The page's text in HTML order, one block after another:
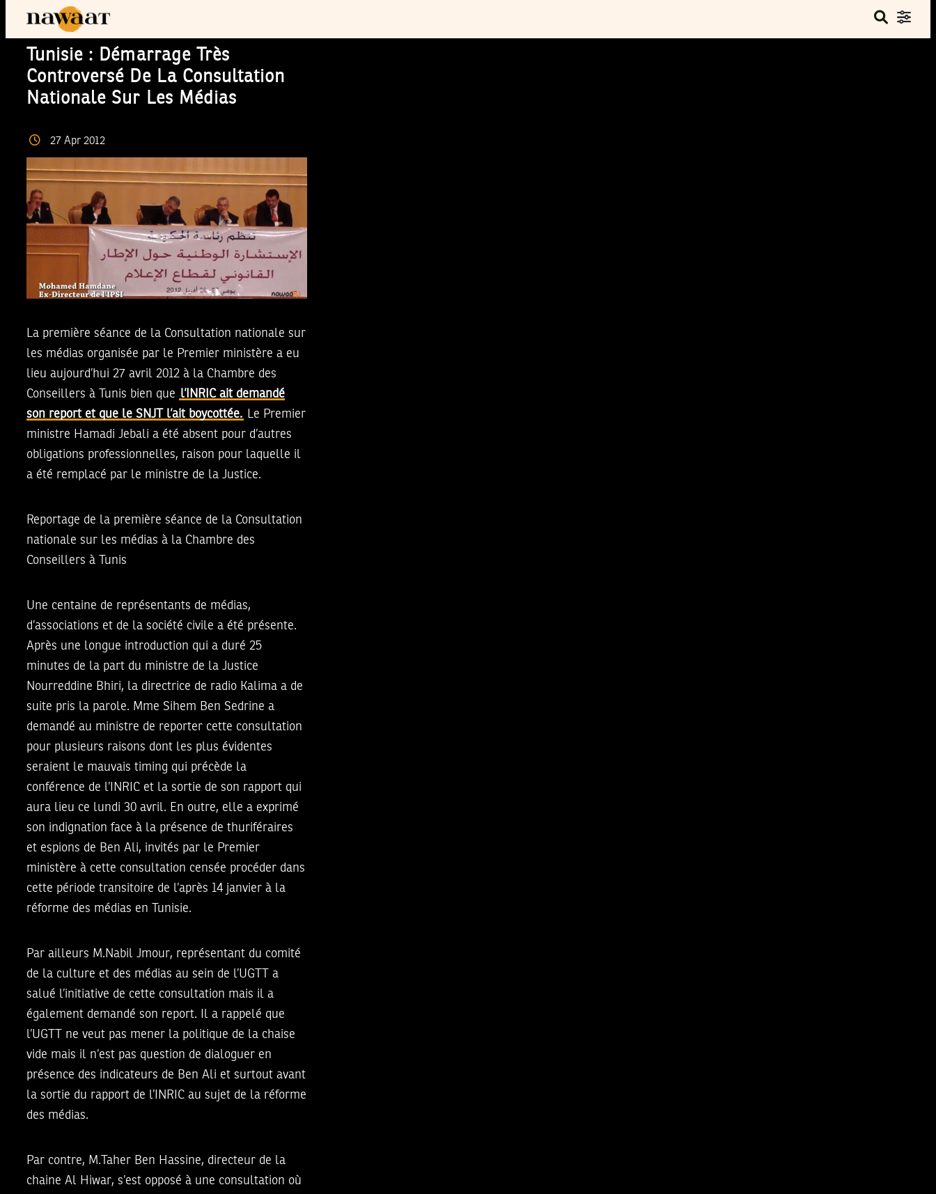
Tunisie : Démarrage Très
Controversé De La Consultation
Nationale Sur Les Médias
27 Apr 2012
La première séance de la Consultation nationale sur
les médias organisée par le Premier ministère a eu
lieu aujourd’hui 27 avril 2012 à la Chambre des
Conseillers à Tunis bien que l’INRIC ait demandé
son report et que le SNJT l’ait boycottée. Le Premier
ministre Hamadi Jebali a été absent pour d’autres
obligations professionnelles, raison pour laquelle il
a été remplacé par le ministre de la Justice.
Reportage de la première séance de la Consultation
nationale sur les médias à la Chambre des
Conseillers à Tunis
Une centaine de représentants de médias,
d’associations et de la société civile a été présente.
Après une longue introduction qui a duré 25
minutes de la part du ministre de la Justice
Nourreddine Bhiri, la directrice de radio Kalima a de
suite pris la parole. Mme Sihem Ben Sedrine a
demandé au ministre de reporter cette consultation
pour plusieurs raisons dont les plus évidentes
seraient le mauvais timing qui précède la
conférence de l’INRIC et la sortie de son rapport qui
aura lieu ce lundi 30 avril. En outre, elle a exprimé
son indignation face à la présence de thuriféraires
et espions de Ben Ali, invités par le Premier
ministère à cette consultation censée procéder dans
cette période transitoire de l’après 14 janvier à la
réforme des médias en Tunisie.
Par ailleurs M. Nabil Jmour, représentant du comité
de la culture et des médias au sein de l’UGTT
a
salué l’initiative de cette consultation mais il a
également demandé son report. Il a rappelé que
l’UGTT ne veut pas mener la politique de la chaise
vide mais il n’est pas question de dialoguer en
présence des indicateurs de Ben Ali et surtout avant
la sortie du rapport de l’INRIC au sujet de la réforme
des médias.
Par contre, M. Taher Ben Hassine, directeur de la
chaine Al Hiwar, s’est opposé à une consultation où